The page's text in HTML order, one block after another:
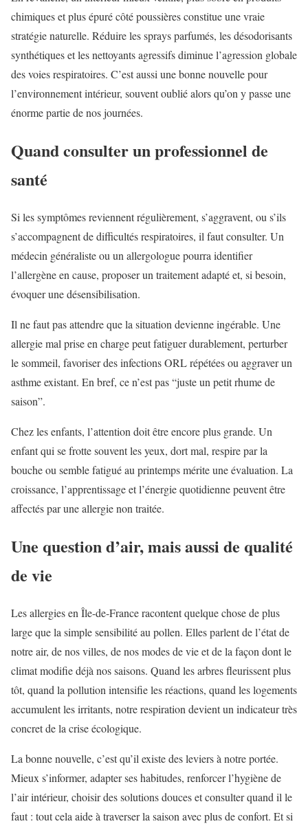
chimiques et plus épuré côté poussières constitue une vraie
stratégie naturelle. Réduire les sprays parfumés, les désodorisants
synthétiques et les nettoyants agressifs diminue l’agression globale
des voies respiratoires. C’est aussi une bonne nouvelle pour
l’environnement intérieur, souvent oublié alors qu’on y passe une
énorme partie de nos journées.
Quand consulter un professionnel de
santé
Si les symptômes reviennent régulièrement, s’aggravent, ou s’ils
s’accompagnent de difficultés respiratoires, il faut consulter. Un
médecin généraliste ou un allergologue pourra identifier
l’allergène en cause, proposer un traitement adapté et, si besoin,
évoquer une désensibilisation.
Il ne faut pas attendre que la situation devienne ingérable. Une
allergie mal prise en charge peut fatiguer durablement, perturber
le sommeil, favoriser des infections ORL répétées ou aggraver un
asthme existant. En bref, ce n’est pas “juste un petit rhume de
saison”.
Chez les enfants, l’attention doit être encore plus grande. Un
enfant qui se frotte souvent les yeux, dort mal, respire par la
bouche ou semble fatigué au printemps mérite une évaluation. La
croissance, l’apprentissage et l’énergie quotidienne peuvent être
affectés par une allergie non traitée.
Une question d’air, mais aussi de qualité
de vie
Les allergies en Île-de-France racontent quelque chose de plus
large que la simple sensibilité au pollen. Elles parlent de l’état de
notre air, de nos villes, de nos modes de vie et de la façon dont le
climat modifie déjà nos saisons. Quand les arbres fleurissent plus
tôt, quand la pollution intensifie les réactions, quand les logements
accumulent les irritants, notre respiration devient un indicateur très
concret de la crise écologique.
La bonne nouvelle, c’est qu’il existe des leviers à notre portée.
Mieux s’informer, adapter ses habitudes, renforcer l’hygiène de
l’air intérieur, choisir des solutions douces et consulter quand il le
faut : tout cela aide à traverser la saison avec plus de confort. Et si